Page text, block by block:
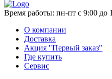
Время работы: пн-пт с 9:00 до
О компании
Доставка
Акция "Первый заказ"
Где купить
Сервис